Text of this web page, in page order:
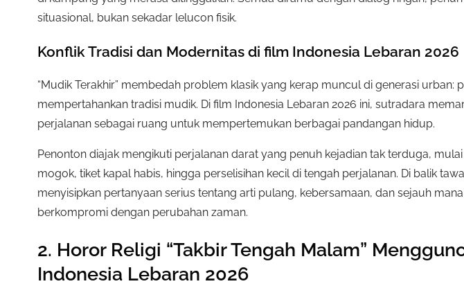
situasional, bukan sekadar lelucon fisik.
Konflik Tradisi dan Modernitas di film Indonesia Lebaran 2026
“Mudik Terakhir” membedah problem klasik yang kerap muncul di generasi urban:
mempertahankan tradisi mudik. Di film Indonesia Lebaran 2026 ini, sutradara
perjalanan sebagai ruang untuk mempertemukan berbagai pandangan hidup.
Penonton diajak mengikuti perjalanan darat yang penuh kejadian tak terduga,
mogok, tiket kapal habis, hingga perselisihan kecil di tengah perjalanan. Di balik
menyisipkan pertanyaan serius tentang arti pulang, kebersamaan, dan sejauh
berkompromi dengan perubahan zaman.
2. Horor Religi “Takbir Tengah Malam”
Indonesia Lebaran 2026